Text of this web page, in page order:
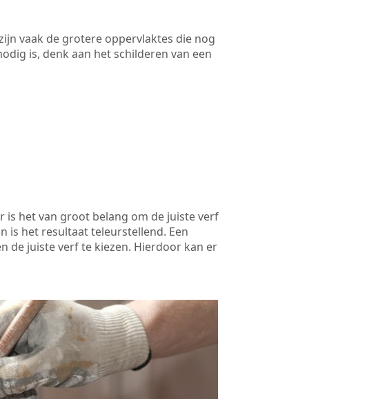
vaak de grotere oppervlaktes die nog
is, denk aan het schilderen van een
is het van groot belang om de juiste verf
is het resultaat teleurstellend. Een
de juiste verf te kiezen. Hierdoor kan er